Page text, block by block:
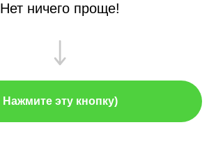
Нет ничего проще!
Нажмите эту кнопку)